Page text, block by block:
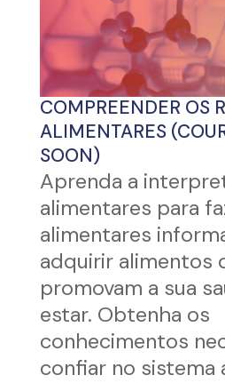
COMPREENDER OS
ALIMENTARES
SOON)
Aprenda a
alimentares para
alimentares
adquirir alimentos
promovam a sua
estar. Obtenha os
conhecimentos
confiar no sistema